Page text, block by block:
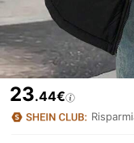
23.44€